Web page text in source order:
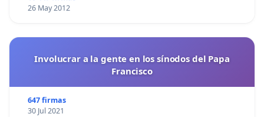
26 May 2012
Involucrar a la gente en los sínodos del Papa
Francisco
647 firmas
30 Jul 2021